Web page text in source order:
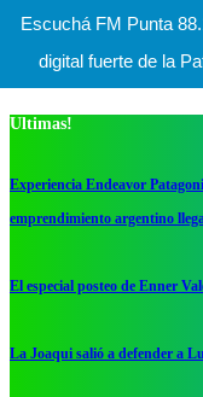
Escuchá FM Punta
digital fuerte de la
Ultimas!
Experiencia Endeavor
emprendimiento argentino
El especial posteo de Enner
La Joaqui salió a defender a